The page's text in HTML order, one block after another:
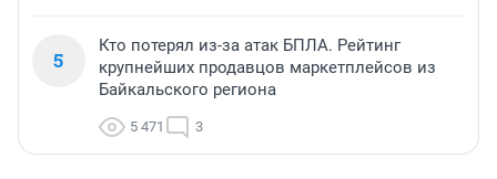
5
Кто потерял из-за атак БПЛА. Рейтинг
крупнейших продавцов маркетплейсов из
Байкальского региона
5 471 3